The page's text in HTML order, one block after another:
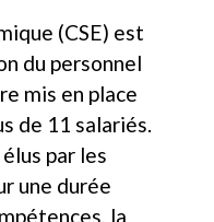
(CSE) est
du personnel
mis en place
de 11 salariés.
par les
une durée
la